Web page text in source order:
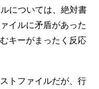
については、絶対書
イルに矛盾があった
キーがまったく反応
トファイルだが、行